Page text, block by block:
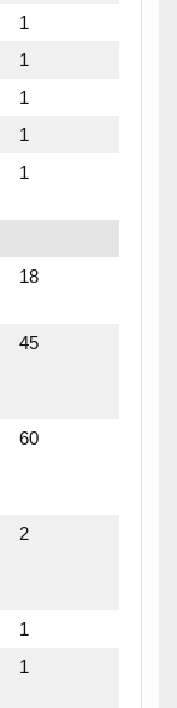
1
1
1
1
1
18
45
60
2
1
1